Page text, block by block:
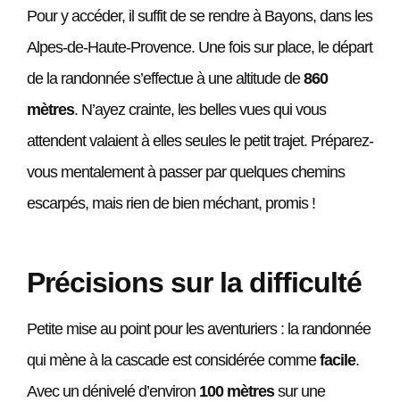
Pour y accéder, il suffit de se rendre à Bayons, dans les
Alpes-de-Haute-Provence. Une fois sur place, le départ
de la randonnée s’effectue à une altitude de860
mètres. N’ayez crainte, les belles vues qui vous
attendent valaient à elles seules le petit trajet. Préparez-
vous mentalement à passer par quelques chemins
escarpés, mais rien de bien méchant, promis !
Précisions sur la difficulté
Petite mise au point pour les aventuriers : la randonnée
qui mène à la cascade est considérée commefacile.
Avec un dénivelé d’environ 100 mètressur une